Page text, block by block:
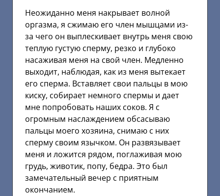
Неожиданно меня накрывает волной
оргазма, я сжимаю его член мышцами из-
за чего он выплескивает внутрь меня свою
теплую густую сперму, резко и глубоко
насаживая меня на свой член. Медленно
выходит, наблюдая, как из меня вытекает
его сперма. Вставляет свои пальцы в мою
киску, собирает немного спермы и дает
мне попробовать наших соков. Я с
огромным наслаждением обсасываю
пальцы моего хозяина, снимаю с них
сперму своим язычком. Он развязывает
меня и ложится рядом, поглаживая мою
грудь, животик, попу, бедра. Это был
замечательный вечер с приятным
окончанием.